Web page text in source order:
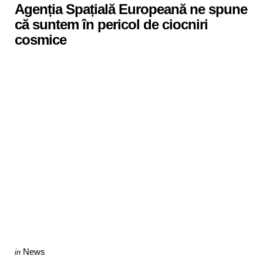
Agenția Spațială Europeană ne spune
că suntem în pericol de ciocniri
cosmice
Categories
Posted
in News